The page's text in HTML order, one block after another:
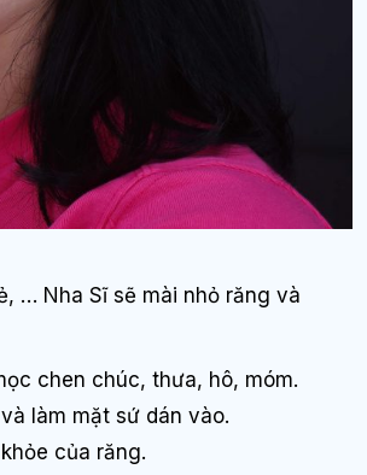
… Nha Sĩ sẽ mài nhỏ răng và
chen chúc, thưa, hô, móm.
làm mặt sứ dán vào.
của răng.